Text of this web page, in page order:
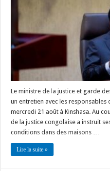
Le ministre de la justice et garde
un entretien avec les
mercredi 21 août à Kinshasa. Au
de la justice congolaise a instruit
conditions dans des maisons …
Lire la suite »